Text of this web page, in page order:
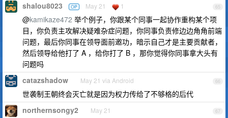
65
shalou8023 OP May 21 1
@kamikaze472 举个例子，你跟某个同事一起协作重构某个项
目，你负责主攻解决疑难杂症问题，你同事负责修边边角角前端
问题，最后你同事在领导面前邀功，暗示自己才是主要贡献者，
然后领导给他打了 A ，给你打了 B ，那你觉得你同事拿大头有
问题吗
66
catazshadow May 21 via Android
世袭制王朝终会灭亡就是因为权力传给了不够格的后代
67
northernsongy2 May 21